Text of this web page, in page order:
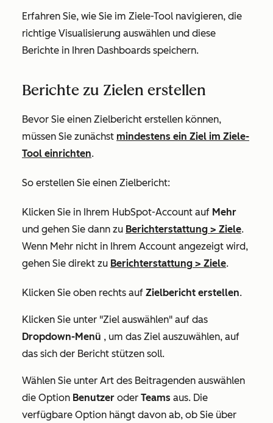
Erfahren Sie, wie Sie im Ziele-Tool navigieren, die
richtige Visualisierung auswählen und diese
Berichte in Ihren Dashboards speichern.
Berichte zu Zielen erstellen
Bevor Sie einen Zielbericht erstellen können,
müssen Sie zunächst mindestens ein Ziel im Ziele-
Tool einrichten.
So erstellen Sie einen Zielbericht:
Klicken Sie in Ihrem HubSpot-Account auf Mehr
und gehen Sie dann zu Berichterstattung > Ziele.
Wenn Mehr nicht in Ihrem Account angezeigt wird,
gehen Sie direkt zu Berichterstattung > Ziele.
Klicken Sie oben rechts auf Zielbericht erstellen.
Klicken Sie unter "Ziel auswählen" auf das
Dropdown-Menü , um das Ziel auszuwählen, auf
das sich der Bericht stützen soll.
Wählen Sie unter Art des Beitragenden auswählen
die Option Benutzer oder Teams aus. Die
verfügbare Option hängt davon ab, ob Sie über